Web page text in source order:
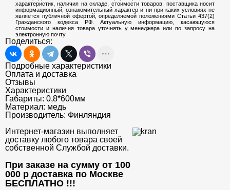
характеристик, наличия на складе, стоимости товаров, поставщика носит
информационный, ознакомительный характер и ни при каких условиях не
является публичной офертой, определяемой положениями Статьи 437(2)
Гражданского кодекса РФ. Актуальную информацию, касающуюся
стоимости и наличия товара уточнять у менеджера или по запросу на
электронную почту.
Поделиться:
Подробные характеристики
Оплата и доставка
Отзывы
Характеристики
Габариты: 0,8*600мм
Материал: медь
Производитель: Финляндия
Интернет-магазин выполняет
доставку любого товара своей
собственной Службой доставки.
При заказе на сумму от 100
000 р доставка по Москве
БЕСПЛАТНО !!!